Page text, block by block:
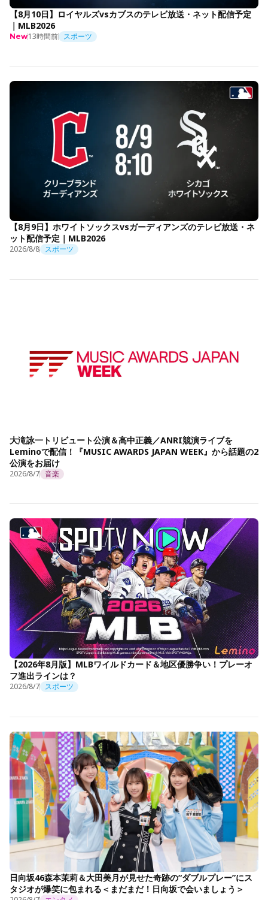
【8月10日】ロイヤルズvsカブスのテレビ放送・ネット配信予定
｜MLB2026
New13時間前 スポーツ
【8月9日】ホワイトソックスvsガーディアンズのテレビ放送・ネ
ット配信予定｜MLB2026
2026/8/8 スポーツ
大滝詠一トリビュート公演＆高中正義／ANRI競演ライブを
Leminoで配信！『MUSIC AWARDS JAPAN WEEK』から話題の2
公演をお届け
2026/8/7 音楽
【2026年8月版】MLBワイルドカード＆地区優勝争い！プレーオ
フ進出ラインは？
2026/8/7 スポーツ
日向坂46森本茉莉＆大田美月が見せた奇跡の“ダブルプレー”にス
タジオが爆笑に包まれる＜まだまだ！日向坂で会いましょう＞